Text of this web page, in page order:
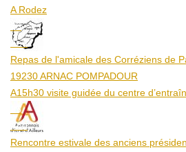
A Rodez
23
Aoû
Repas de l'amicale des Corréziens de
19230 ARNAC POMPADOUR
A15h30 visite guidée du centre
25
Aoû
Rencontre estivale des anciens